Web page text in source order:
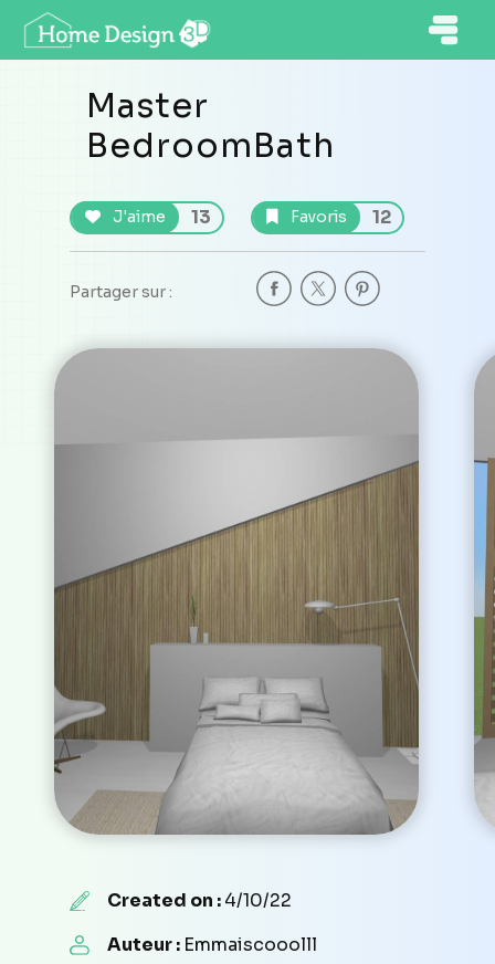
Master
BedroomBath
J'aime 13 Favoris 12
Partager sur :
Created on :4/10/22
Auteur : Emmaiscooolll